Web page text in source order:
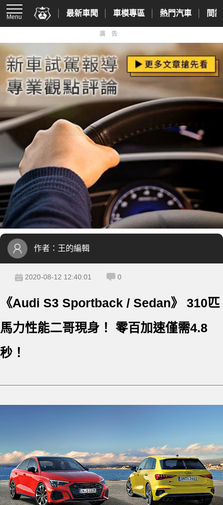
Menu 最新車聞 車模專區 熱門汽車 間
廣告
作者： 王的編輯
2020-08-12 12:40:01 0
《Audi S3 Sportback / Sedan》 310匹
馬力性能二哥現身！ 零百加速僅需4.8
秒！